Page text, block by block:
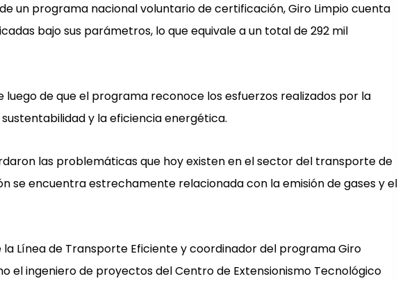
un programa nacional voluntario de certificación, Giro Limpio cuenta
bajo sus parámetros, lo que equivale a un total de 292 mil
de que el programa reconoce los esfuerzos realizados por la
y la eficiencia energética.
las problemáticas que hoy existen en el sector del transporte de
se encuentra estrechamente relacionada con la emisión de gases y el
la Línea de Transporte Eficiente y coordinador del programa Giro
el ingeniero de proyectos del Centro de Extensionismo Tecnológico